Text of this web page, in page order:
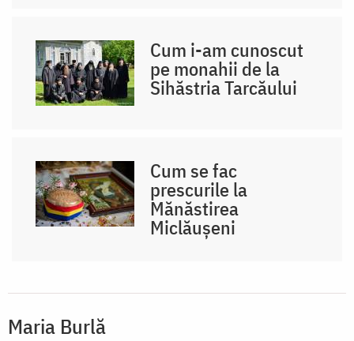
Cum i-am cunoscut
pe monahii de la
Sihăstria Tarcăului
Cum se fac
prescurile la
Mănăstirea
Miclăușeni
Maria Burlă